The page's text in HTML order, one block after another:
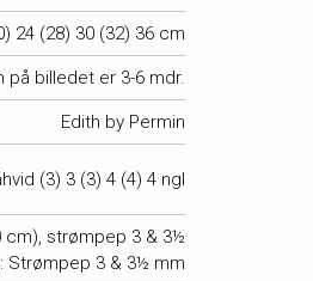
24 (28) 30 (32) 36 cm
på billedet er 3-6 mdr.
Edith by Permin
(3) 3 (3) 4 (4) 4 ngl
cm), strømpep 3 & 3½
Strømpep 3 & 3½ mm